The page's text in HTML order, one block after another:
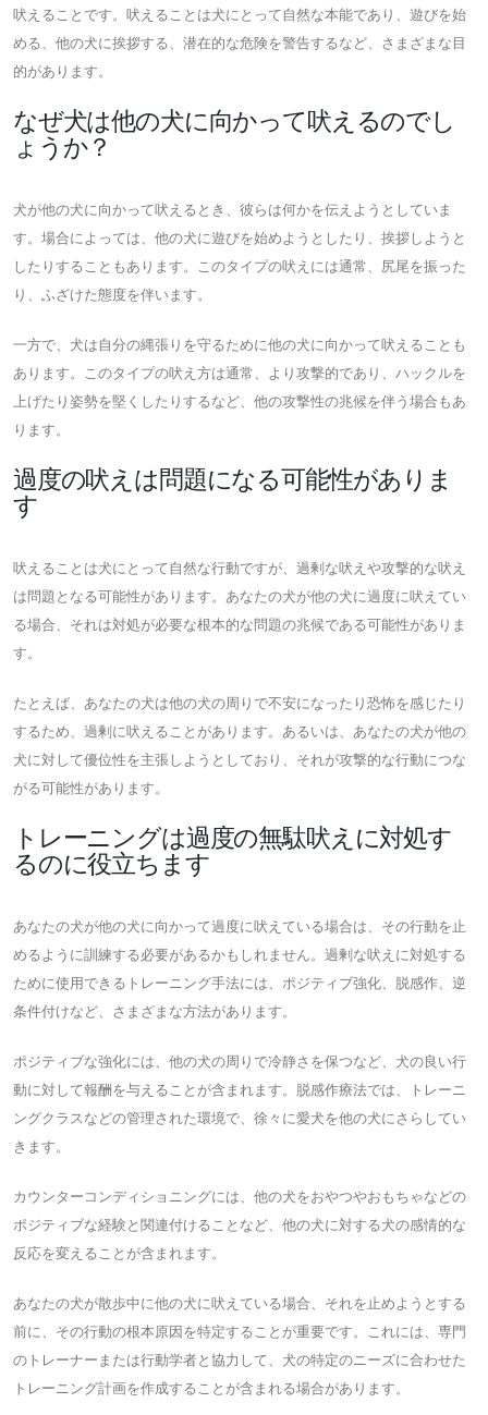
吠えることです。吠えることは犬にとって自然な本能であり、遊びを始
める、他の犬に挨拶する、潜在的な危険を警告するなど、さまざまな目
的があります。
なぜ犬は他の犬に向かって吠えるのでし
ょうか？
犬が他の犬に向かって吠えるとき、彼らは何かを伝えようとしていま
す。場合によっては、他の犬に遊びを始めようとしたり、挨拶しようと
したりすることもあります。このタイプの吠えには通常、尻尾を振った
り、ふざけた態度を伴います。
一方で、犬は自分の縄張りを守るために他の犬に向かって吠えることも
あります。このタイプの吠え方は通常、より攻撃的であり、ハックルを
上げたり姿勢を堅くしたりするなど、他の攻撃性の兆候を伴う場合もあ
ります。
過度の吠えは問題になる可能性がありま
す
吠えることは犬にとって自然な行動ですが、過剰な吠えや攻撃的な吠え
は問題となる可能性があります。あなたの犬が他の犬に過度に吠えてい
る場合、それは対処が必要な根本的な問題の兆候である可能性がありま
す。
たとえば、あなたの犬は他の犬の周りで不安になったり恐怖を感じたり
するため、過剰に吠えることがあります。あるいは、あなたの犬が他の
犬に対して優位性を主張しようとしており、それが攻撃的な行動につな
がる可能性があります。
トレーニングは過度の無駄吠えに対処す
るのに役立ちます
あなたの犬が他の犬に向かって過度に吠えている場合は、その行動を止
めるように訓練する必要があるかもしれません。過剰な吠えに対処する
ために使用できるトレーニング手法には、ポジティブ強化、脱感作、逆
条件付けなど、さまざまな方法があります。
ポジティブな強化には、他の犬の周りで冷静さを保つなど、犬の良い行
動に対して報酬を与えることが含まれます。脱感作療法では、トレーニ
ングクラスなどの管理された環境で、徐々に愛犬を他の犬にさらしてい
きます。
カウンターコンディショニングには、他の犬をおやつやおもちゃなどの
ポジティブな経験と関連付けることなど、他の犬に対する犬の感情的な
反応を変えることが含まれます。
あなたの犬が散歩中に他の犬に吠えている場合、それを止めようとする
前に、その行動の根本原因を特定することが重要です。これには、専門
のトレーナーまたは行動学者と協力して、犬の特定のニーズに合わせた
トレーニング計画を作成することが含まれる場合があります。